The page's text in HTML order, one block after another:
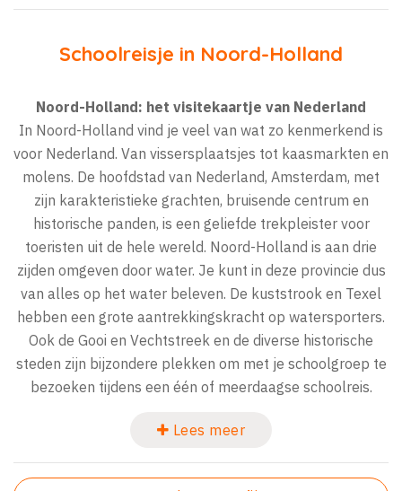
Schoolreisje in Noord-Holland
Noord-Holland: het visitekaartje van Nederland
In Noord-Holland vind je veel van wat zo kenmerkend is
voor Nederland. Van vissersplaatsjes tot kaasmarkten en
molens. De hoofdstad van Nederland, Amsterdam, met
zijn karakteristieke grachten, bruisende centrum en
historische panden, is een geliefde trekpleister voor
toeristen uit de hele wereld. Noord-Holland is aan drie
zijden omgeven door water. Je kunt in deze provincie dus
van alles op het water beleven. De kuststrook en Texel
hebben een grote aantrekkingskracht op watersporters.
Ook de Gooi en Vechtstreek en de diverse historische
steden zijn bijzondere plekken om met je schoolgroep te
bezoeken tijdens een één of meerdaagse schoolreis.
Lees meer